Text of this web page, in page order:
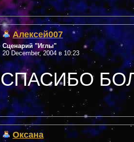
Алексей007
Сценарий "Иглы"
20 December, 2004 в 10:23
СПАСИБО
Оксана